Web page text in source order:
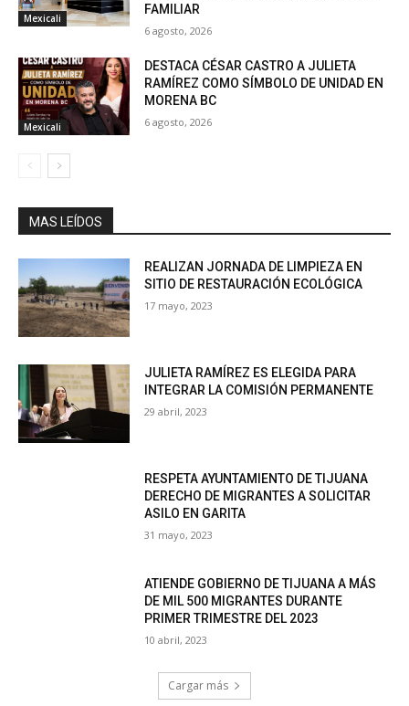
Mexicali
FAMILIAR
6 agosto, 2026
Mexicali
DESTACA CÉSAR CASTRO A JULIETA
RAMÍREZ COMO SÍMBOLO DE UNIDAD EN
MORENA BC
6 agosto, 2026
MAS LEÍDOS
REALIZAN JORNADA DE LIMPIEZA EN
SITIO DE RESTAURACIÓN ECOLÓGICA
17 mayo, 2023
JULIETA RAMÍREZ ES ELEGIDA PARA
INTEGRAR LA COMISIÓN PERMANENTE
29 abril, 2023
RESPETA AYUNTAMIENTO DE TIJUANA
DERECHO DE MIGRANTES A SOLICITAR
ASILO EN GARITA
31 mayo, 2023
ATIENDE GOBIERNO DE TIJUANA A MÁS
DE MIL 500 MIGRANTES DURANTE
PRIMER TRIMESTRE DEL 2023
10 abril, 2023
Cargar más